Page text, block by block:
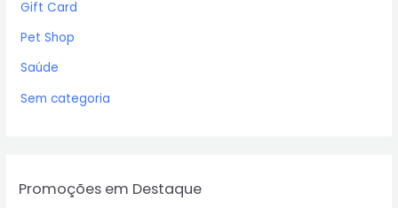
Gift Card
Pet Shop
Saúde
Sem categoria
Promoções em Destaque